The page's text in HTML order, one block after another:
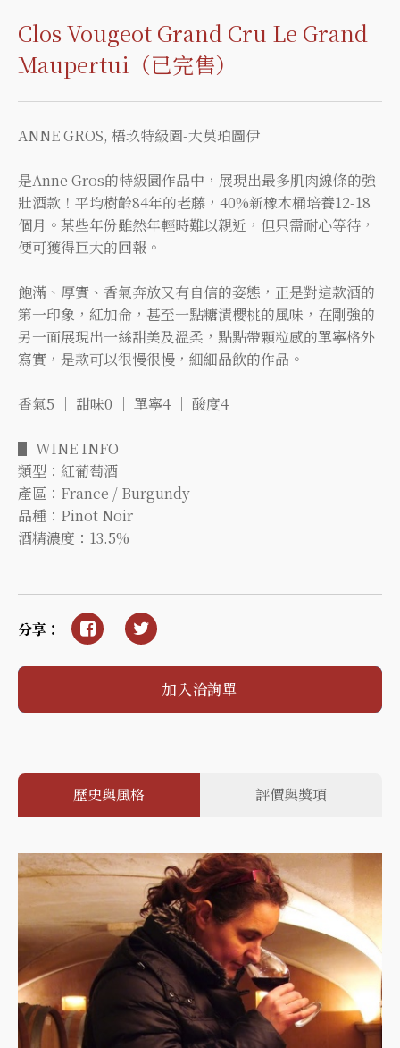
Clos Vougeot Grand Cru Le Grand
Maupertui（已完售）
ANNE GROS, 梧玖特級園-大莫珀圖伊
是Anne Gros的特級園作品中，展現出最多肌肉線條的強
壯酒款！平均樹齡84年的老藤，40%新橡木桶培養12-18
個月。某些年份雖然年輕時難以親近，但只需耐心等待，
便可獲得巨大的回報。
飽滿、厚實、香氣奔放又有自信的姿態，正是對這款酒的
第一印象，紅加侖，甚至一點糖漬櫻桃的風味，在剛強的
另一面展現出一絲甜美及溫柔，點點帶顆粒感的單寧格外
寫實，是款可以很慢很慢，細細品飲的作品。
香氣5 ｜ 甜味0 ｜ 單寧4 ｜ 酸度4
▋ WINE INFO
類型：紅葡萄酒
產區：France / Burgundy
品種：Pinot Noir
酒精濃度：13.5%
分享：
加入洽詢單
歷史與風格 評價與獎項